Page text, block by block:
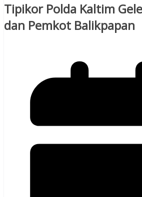
Tipikor Polda Kaltim
dan Pemkot Balikpapan